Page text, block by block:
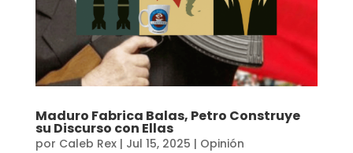
Maduro Fabrica Balas, Petro Construye
su Discurso con Ellas
por Caleb Rex| Jul 15, 2025 | Opinión